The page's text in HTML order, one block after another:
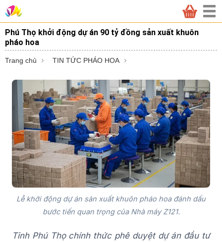
Phú Thọ khởi động dự án 90 tỷ đồng sản xuất khuôn
pháo hoa
Trang chủ TIN TỨC PHÁO HOA
Lễ khởi động dự án sản xuất khuôn pháo hoa đánh dấu
bước tiến quan trọng của Nhà máy Z121.
Tỉnh Phú Thọ chính thức phê duyệt dự án đầu tư